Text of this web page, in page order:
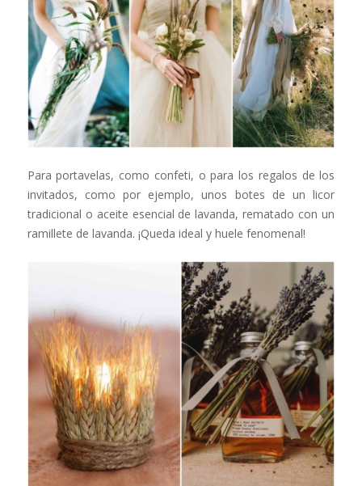
Para portavelas, como confeti, o para los regalos de los
invitados, como por ejemplo, unos botes de un licor
tradicional o aceite esencial de lavanda, rematado con un
ramillete de lavanda. ¡Queda ideal y huele fenomenal!